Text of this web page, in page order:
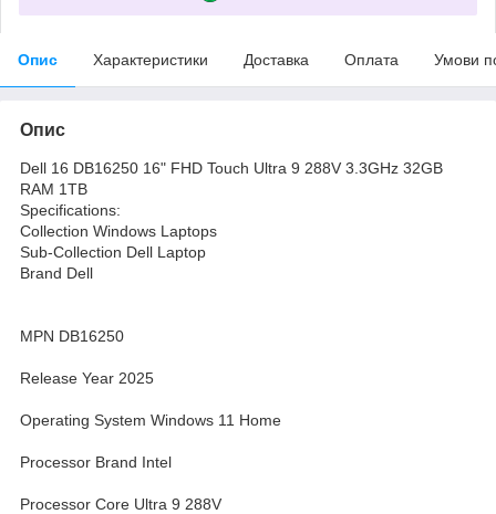
Опис Характеристики Доставка Оплата Умови
Опис
Dell 16 DB16250 16" FHD Touch Ultra 9 288V 3.3GHz 32GB
RAM 1TB
Specifications:
Collection Windows Laptops
Sub-Collection Dell Laptop
Brand Dell
MPN DB16250
Release Year 2025
Operating System Windows 11 Home
Processor Brand Intel
Processor Core Ultra 9 288V